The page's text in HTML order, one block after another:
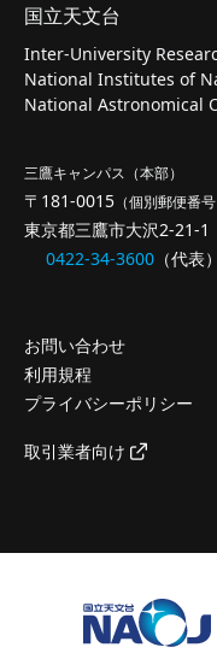
国立天文台
Inter-University
National Institutes of
National Astronomical
三鷹キャンパス（本部）
〒181-0015 （個別郵便番
東京都三鷹市大沢2-21-1
0422-34-3600 （代表）
お問い合わせ
利用規程
プライバシーポリシー
取引業者向け